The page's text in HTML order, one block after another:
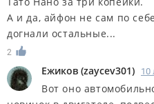
А и да, айфон не сам по
догнали остальные...
2
Ежиков (zaycev301) 10
Вот оно